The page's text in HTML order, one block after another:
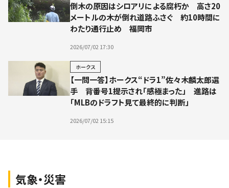
倒木の原因はシロアリによる腐朽か 高さ20
メートルの木が倒れ道路ふさぐ 約10時間に
わたり通行止め 福岡市
2026/07/02 17:30
ホークス
【一問一答】ホークス“ドラ1”佐々木麟太郎選
手 背番号1提示され「感極まった」 進路は
「MLBのドラフト見て最終的に判断」
2026/07/02 15:15
気象・災害